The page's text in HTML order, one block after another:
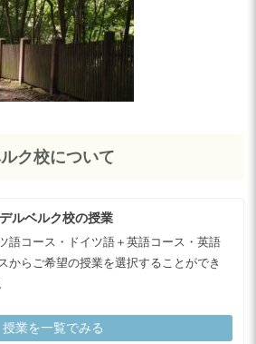
ク校について
ルベルク校の授業
語コース・ドイツ語＋英語コース・英語
からご希望の授業を選択することができ
授業を一覧でみる